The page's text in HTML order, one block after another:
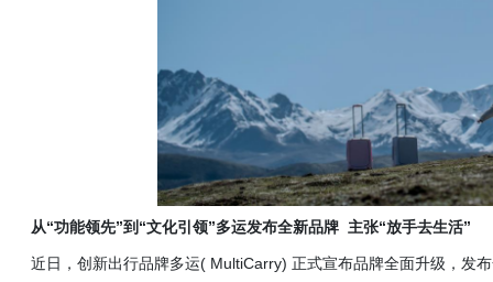
从“功能领先”到“文化引领”多运发布全新品牌 主张“放手去生活”
近日，创新出行品牌多运( MultiCarry) 正式宣布品牌全面升级，发